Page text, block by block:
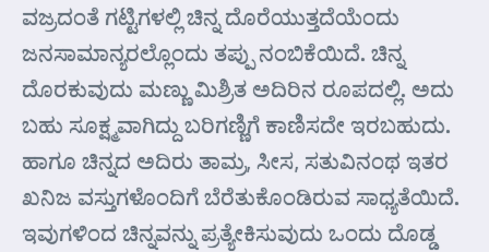
ವಜ್ರದಂತೆ ಗಟ್ಟಿಗಳಲ್ಲಿ ಚಿನ್ನ ದೊರೆಯುತ್ತದೆಯೆಂದು
ಜನಸಾಮಾನ್ಯರಲ್ಲೊಂದು ತಪ್ಪು ನಂಬಿಕೆಯಿದೆ. ಚಿನ್ನ
ದೊರಕುವುದು ಮಣ್ಣು ಮಿಶ್ರಿತ ಅದಿರಿನ ರೂಪದಲ್ಲಿ. ಅದು
ಬಹು ಸೂಕ್ಷ್ಮವಾಗಿದ್ದು ಬರಿಗಣ್ಣಿಗೆ ಕಾಣಿಸದೇ ಇರಬಹುದು.
ಹಾಗೂ ಚಿನ್ನದ ಅದಿರು ತಾಮ್ರ, ಸೀಸ, ಸತುವಿನಂಥ ಇತರ
ಖನಿಜ ವಸ್ತುಗಳೊಂದಿಗೆ ಬೆರೆತುಕೊಂಡಿರುವ ಸಾಧ್ಯತೆಯಿದೆ.
ಇವುಗಳಿಂದ ಚಿನ್ನವನ್ನು ಪ್ರತ್ಯೇಕಿಸುವುದು ಒಂದು ದೊಡ್ಡ